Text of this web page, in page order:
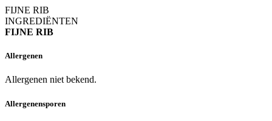
FIJNE RIB
INGREDIËNTEN
FIJNE RIB
Allergenen
Allergenen niet bekend.
Allergenensporen